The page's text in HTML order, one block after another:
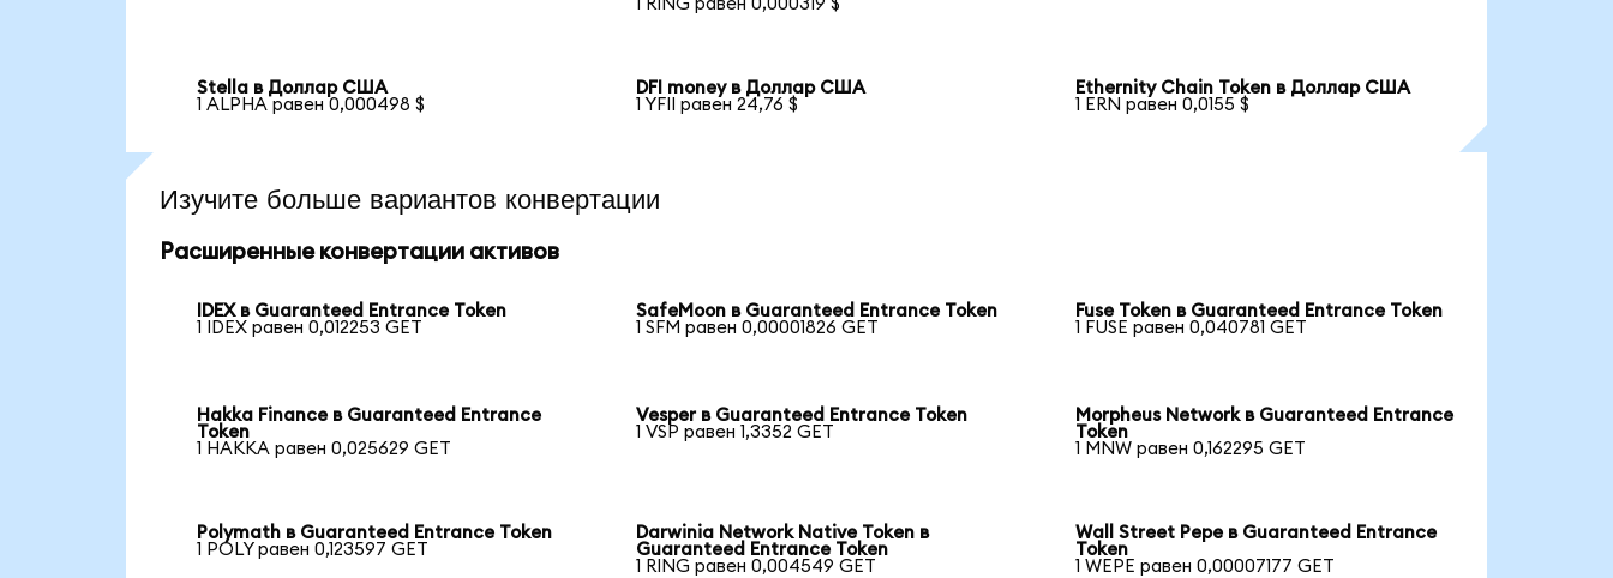
1 RING равен 0,000319 $
Stella в Доллар США
1 ALPHA равен 0,000498 $
DFI money в Доллар США
1 YFII равен 24,76 $
Ethernity Chain Token в Доллар США
1 ERN равен 0,0155 $
Изучите больше вариантов конвертации
Расширенные конвертации активов
IDEX в Guaranteed Entrance Token
1 IDEX равен 0,012253 GET
SafeMoon в Guaranteed Entrance Token
1 SFM равен 0,00001826 GET
Fuse Token в Guaranteed Entrance Token
1 FUSE равен 0,040781 GET
Hakka Finance в Guaranteed Entrance
Token
1 HAKKA равен 0,025629 GET
Vesper в Guaranteed Entrance Token
1 VSP равен 1,3352 GET
Morpheus Network в Guaranteed Entrance
Token
1 MNW равен 0,162295 GET
Polymath в Guaranteed Entrance Token
1 POLY равен 0,123597 GET
Darwinia Network Native Token в
Guaranteed Entrance Token
1 RING равен 0,004549 GET
Wall Street Pepe в Guaranteed Entrance
Token
1 WEPE равен 0,00007177 GET